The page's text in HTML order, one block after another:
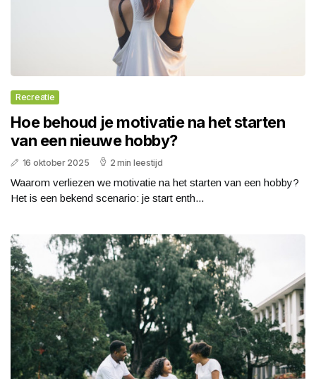
Recreatie
Hoe behoud je motivatie na het starten
van een nieuwe hobby?
16 oktober 2025 2 min leestijd
Waarom verliezen we motivatie na het starten van een hobby?
Het is een bekend scenario: je start enth...